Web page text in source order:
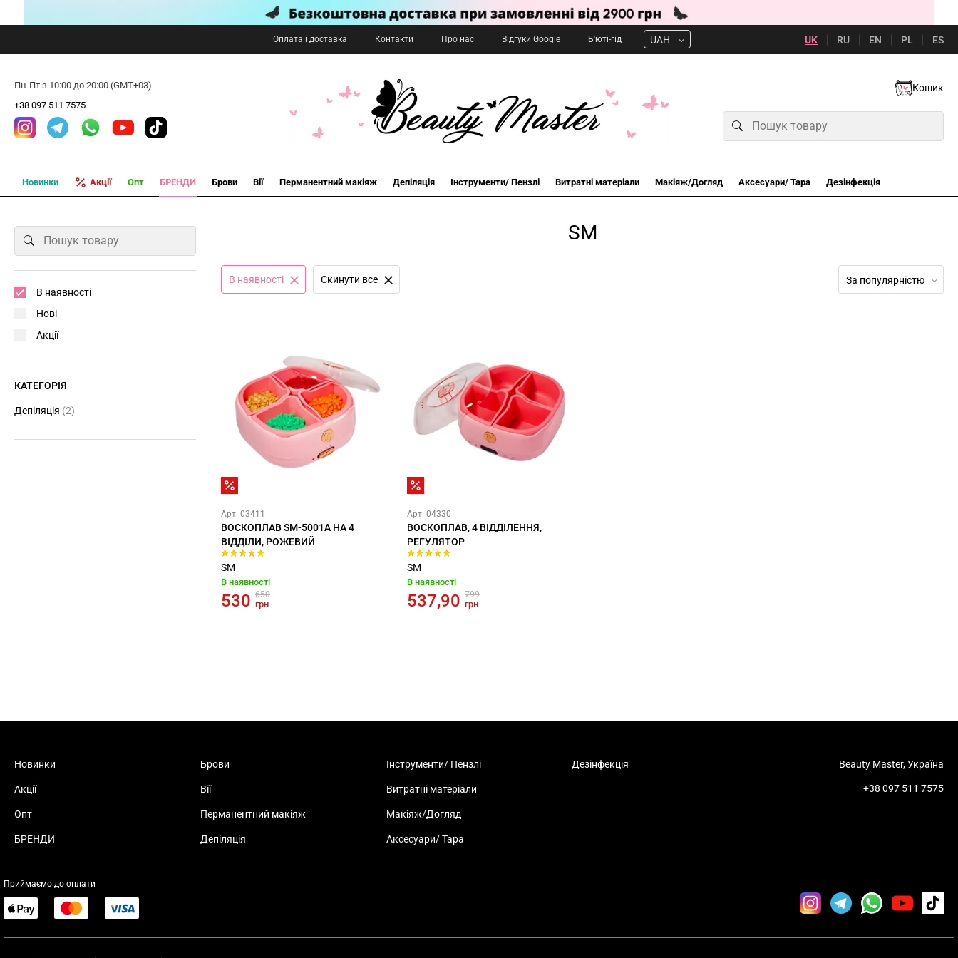
Оплата і доставка Контакти Про нас Відгуки Google Б'юті-гід UAH UK RU EN PL ES
Пн-Пт з 10:00 до 20:00 (GMT+03)
+38 097 511 7575
Кошик
Новинки Акції Опт БРЕНДИ Брови Вії Перманентний макіяж Депіляція Інструменти/ Пензлі Витратні матеріали Макіяж/Догляд Аксесуари/ Тара Дезінфекція
SM
За популярністю
В наявності Cкинути все
Арт: 03411
ВОСКОПЛАВ SM-5001A НА 4
ВІДДІЛИ, РОЖЕВИЙ
SM
В наявності
530 650
грн
Арт: 04330
ВОСКОПЛАВ, 4 ВІДДІЛЕННЯ,
РЕГУЛЯТОР
SM
В наявності
537,90 799
грн
В наявності
Нові
Акції
КАТЕГОРІЯ
Депіляція (2)
Новинки
Акції
Опт
БРЕНДИ
Брови
Вії
Перманентний макіяж
Депіляція
Інструменти/ Пензлі
Витратні матеріали
Макіяж/Догляд
Аксесуари/ Тара
Дезінфекція Beauty Master, Україна
+38 097 511 7575
Приймаємо до оплати